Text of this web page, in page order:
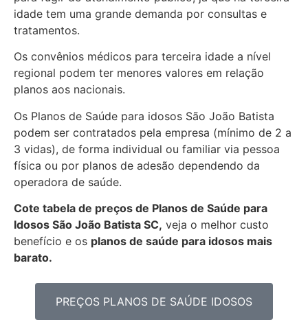
idade tem uma grande demanda por consultas e
tratamentos.
Os convênios médicos para terceira idade a nível
regional podem ter menores valores em relação
planos aos nacionais.
Os Planos de Saúde para idosos São João Batista
podem ser contratados pela empresa (mínimo de 2 a
3 vidas), de forma individual ou familiar via pessoa
física ou por planos de adesão dependendo da
operadora de saúde.
Cote tabela de preços de Planos de Saúde para
Idosos São João Batista SC, veja o melhor custo
benefício e os planos de saúde para idosos mais
barato.
PREÇOS PLANOS DE SAÚDE IDOSOS